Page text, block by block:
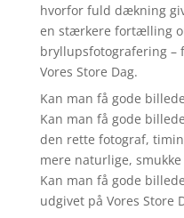
hvorfor fuld dækning
en stærkere fortælling
bryllupsfotografering –
Vores Store Dag.
Kan man få gode
Kan man få gode
den rette fotograf,
mere naturlige,
Kan man få gode
udgivet på Vores Store